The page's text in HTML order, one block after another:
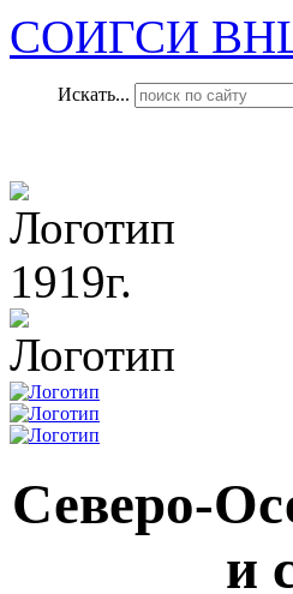
СОИГСИ
Искать...
1919г.
Северо-
и